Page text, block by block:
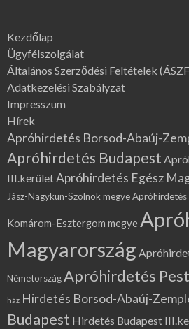
Kezdőlap
Ügyfélszolgálat
Általános Szerződési Feltételek
Adatkezelési Szabályzat
Impresszum
Hírek
Apróhirdetés Borsod-Abaúj-
Apróhirdetés Budapest
III.kerületApróhirdetés Egész
Jász-Nagykun-Szolnok megyeApróhirdetés
Komárom-Esztergom megye
Magyarország
NémetországApróhirdetés
ház Hirdetés Borsod-Abaúj-
Budapest Hirdetés Budapest